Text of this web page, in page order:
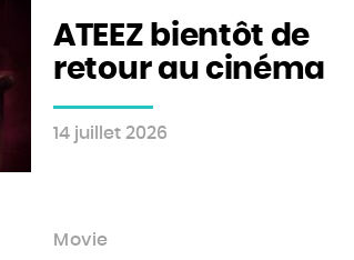
ATEEZ bientôt de
retour au cinéma
14 juillet 2026
Movie